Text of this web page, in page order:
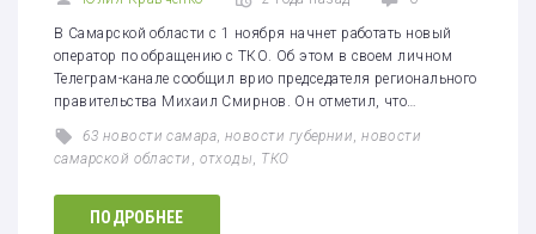
В Самарской области с 1 ноября начнет работать новый
оператор по обращению с ТКО. Об этом в своем личном
Телеграм-канале сообщил врио председателя регионального
правительства Михаил Смирнов. Он отметил, что…
63 новости самара,новости губернии,новости
самарской области , отходы, ТКО
ПОДРОБНЕЕ